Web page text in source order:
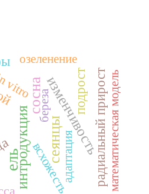
ель
интродукция сеянцы
соснаизменчивостьрадиальный прирост
подрост
всхожестьадаптация
vitro
береза
озеленение
математическая модель